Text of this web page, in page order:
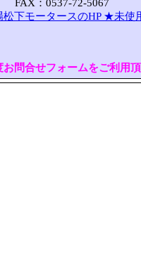
：0537-72-5067
下モータースのHP ★未使
問合せフォームをご利用